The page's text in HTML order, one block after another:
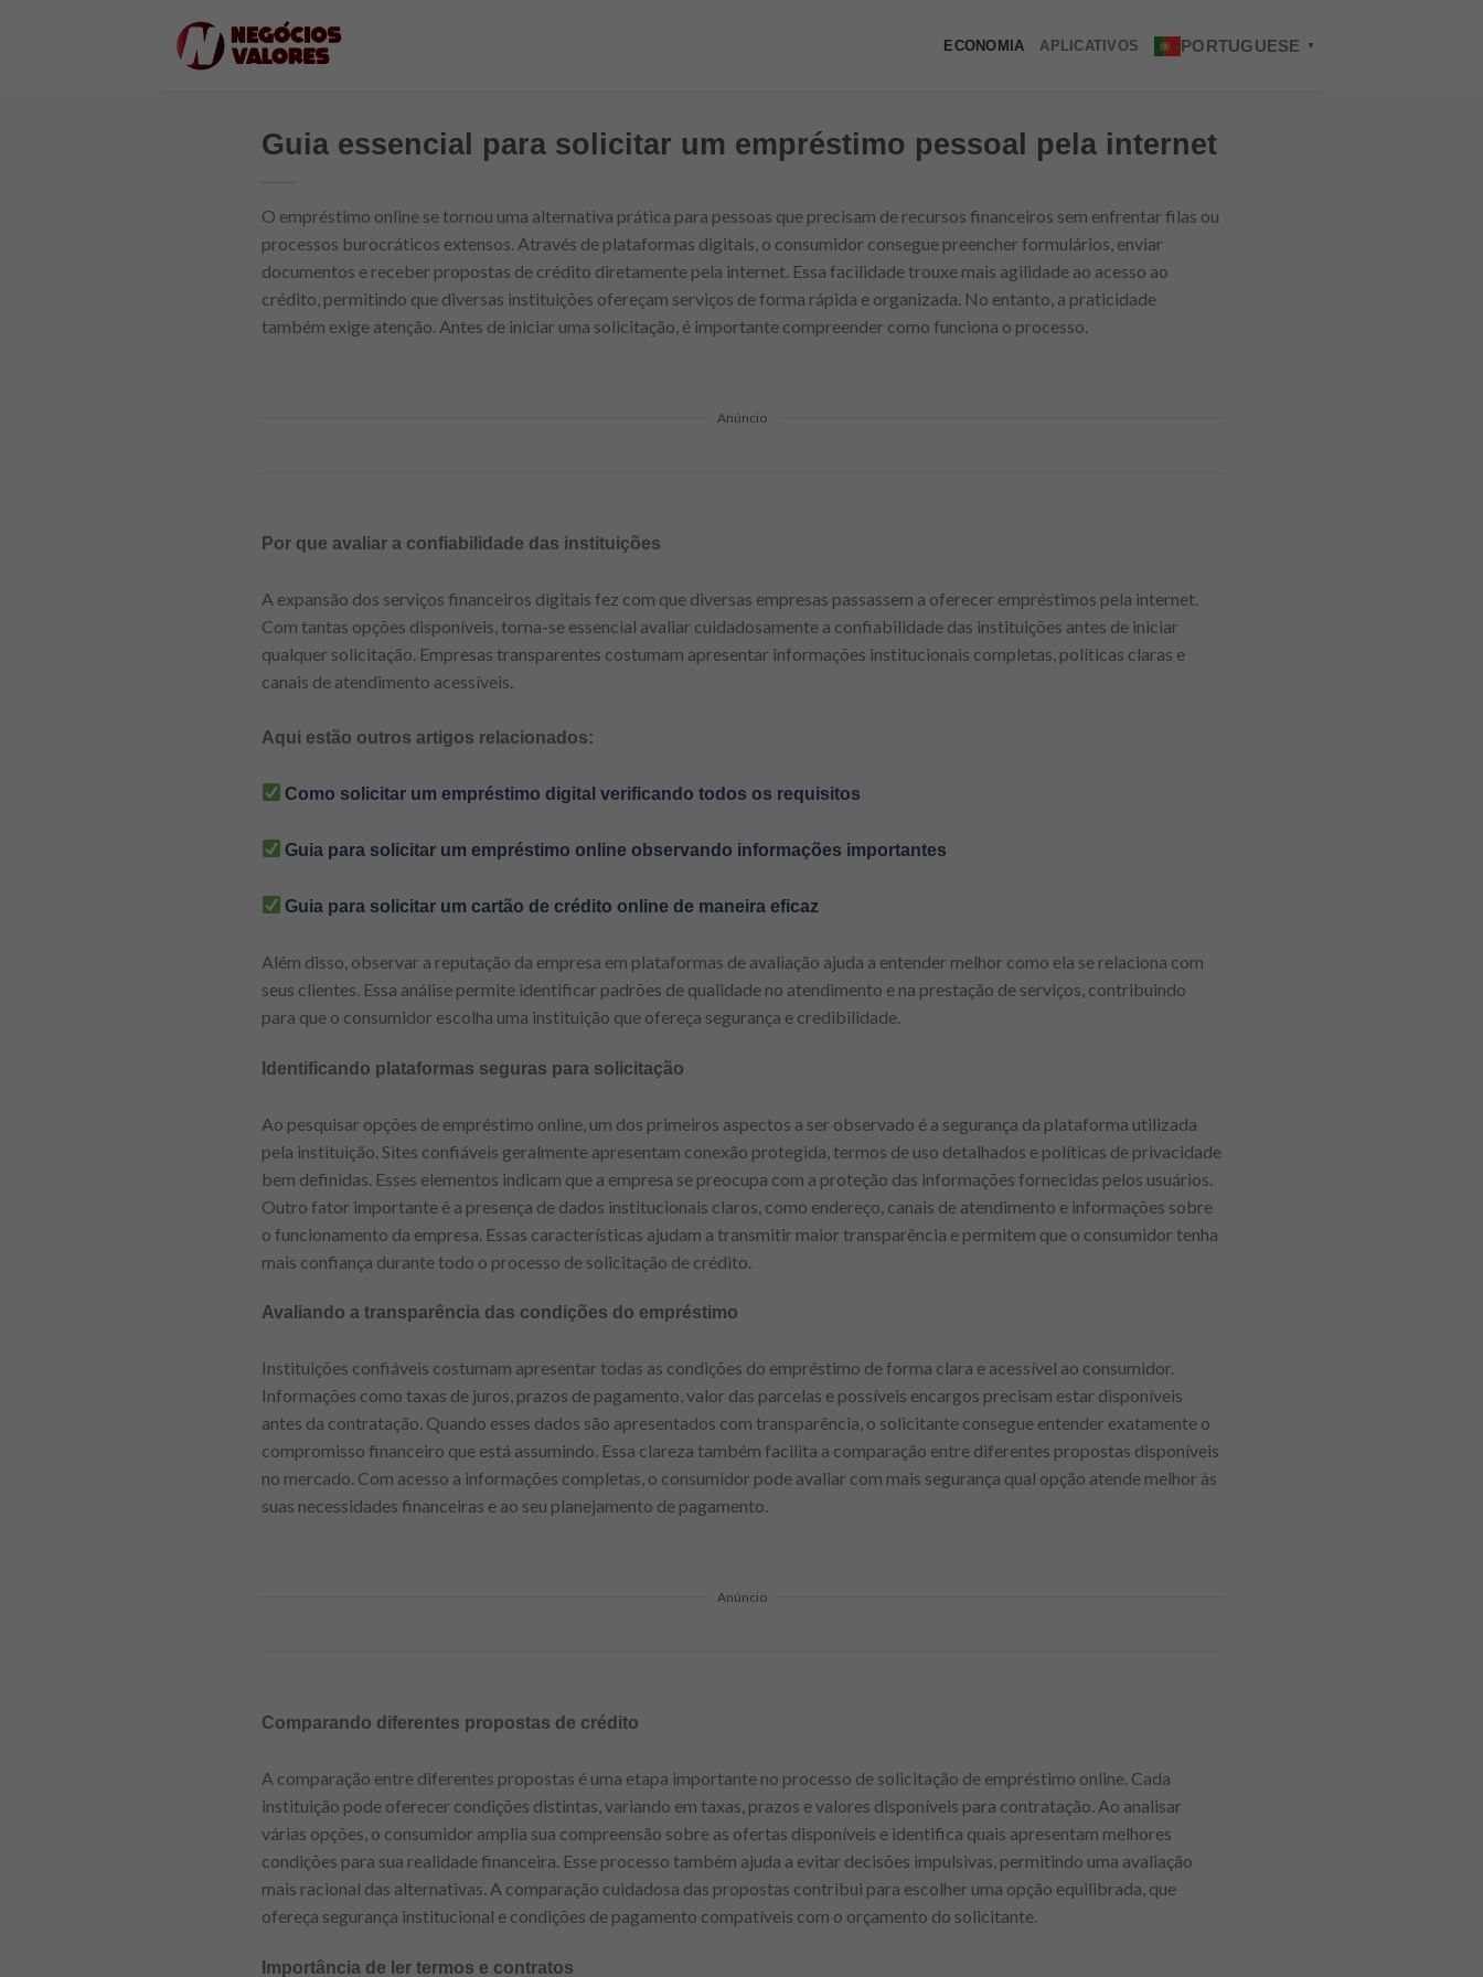
ECONOMIA APLICATIVOS PORTUGUESE ▼
Guia essencial para solicitar um empréstimo pessoal pela internet
O empréstimo online se tornou uma alternativa prática para pessoas que precisam de recursos financeiros sem enfrentar filas ou
processos burocráticos extensos. Através de plataformas digitais, o consumidor consegue preencher formulários, enviar
documentos e receber propostas de crédito diretamente pela internet. Essa facilidade trouxe mais agilidade ao acesso ao
crédito, permitindo que diversas instituições ofereçam serviços de forma rápida e organizada. No entanto, a praticidade
também exige atenção. Antes de iniciar uma solicitação, é importante compreender como funciona o processo.
Anúncio
Por que avaliar a confiabilidade das instituições
A expansão dos serviços financeiros digitais fez com que diversas empresas passassem a oferecer empréstimos pela internet.
Com tantas opções disponíveis, torna-se essencial avaliar cuidadosamente a confiabilidade das instituições antes de iniciar
qualquer solicitação. Empresas transparentes costumam apresentar informações institucionais completas, políticas claras e
canais de atendimento acessíveis.
Aqui estão outros artigos relacionados:
Como solicitar um empréstimo digital verificando todos os requisitos
Guia para solicitar um empréstimo online observando informações importantes
Guia para solicitar um cartão de crédito online de maneira eficaz
Além disso, observar a reputação da empresa em plataformas de avaliação ajuda a entender melhor como ela se relaciona com
seus clientes. Essa análise permite identificar padrões de qualidade no atendimento e na prestação de serviços, contribuindo
para que o consumidor escolha uma instituição que ofereça segurança e credibilidade.
Identificando plataformas seguras para solicitação
Ao pesquisar opções de empréstimo online, um dos primeiros aspectos a ser observado é a segurança da plataforma utilizada
pela instituição. Sites confiáveis geralmente apresentam conexão protegida, termos de uso detalhados e políticas de privacidade
bem definidas. Esses elementos indicam que a empresa se preocupa com a proteção das informações fornecidas pelos usuários.
Outro fator importante é a presença de dados institucionais claros, como endereço, canais de atendimento e informações sobre
o funcionamento da empresa. Essas características ajudam a transmitir maior transparência e permitem que o consumidor tenha
mais confiança durante todo o processo de solicitação de crédito.
Avaliando a transparência das condições do empréstimo
Instituições confiáveis costumam apresentar todas as condições do empréstimo de forma clara e acessível ao consumidor.
Informações como taxas de juros, prazos de pagamento, valor das parcelas e possíveis encargos precisam estar disponíveis
antes da contratação. Quando esses dados são apresentados com transparência, o solicitante consegue entender exatamente o
compromisso financeiro que está assumindo. Essa clareza também facilita a comparação entre diferentes propostas disponíveis
no mercado. Com acesso a informações completas, o consumidor pode avaliar com mais segurança qual opção atende melhor às
suas necessidades financeiras e ao seu planejamento de pagamento.
Anúncio
Comparando diferentes propostas de crédito
A comparação entre diferentes propostas é uma etapa importante no processo de solicitação de empréstimo online. Cada
instituição pode oferecer condições distintas, variando em taxas, prazos e valores disponíveis para contratação. Ao analisar
várias opções, o consumidor amplia sua compreensão sobre as ofertas disponíveis e identifica quais apresentam melhores
condições para sua realidade financeira. Esse processo também ajuda a evitar decisões impulsivas, permitindo uma avaliação
mais racional das alternativas. A comparação cuidadosa das propostas contribui para escolher uma opção equilibrada, que
ofereça segurança institucional e condições de pagamento compatíveis com o orçamento do solicitante.
Importância de ler termos e contratos